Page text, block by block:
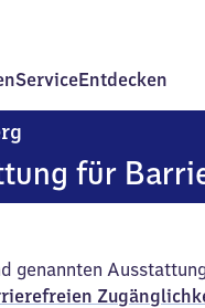
ServiceEntdecken
für
genannten